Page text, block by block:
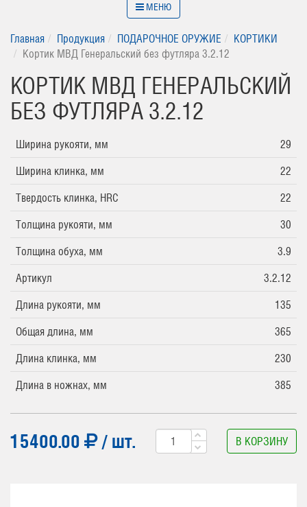
МЕНЮ
Главная Продукция ПОДАРОЧНОЕ ОРУЖИЕ
КОРТИКИ
Кортик МВД Генеральский без футляра 3.2.12
КОРТИК МВД ГЕНЕРАЛЬСКИЙ
БЕЗ ФУТЛЯРА 3.2.12
Ширина рукояти, мм
29
Ширина клинка, мм
22
Твердость клинка, HRC
22
Толщина рукояти, мм
30
Толщина обуха, мм
3.9
Артикул
3.2.12
Длина рукояти, мм
135
Общая длина, мм
365
Длина клинка, мм
230
Длина в ножнах, мм
385
15400.00 / шт. В КОРЗИНУ